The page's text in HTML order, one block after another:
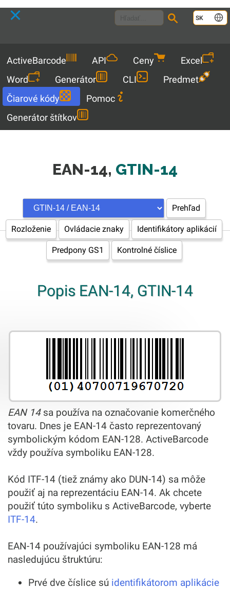
SK
ActiveBarcode API Ceny
Excel
Word
Generátor CLI
Predmet
Čiarové kódy
Pomoc
Generátor štítkov
EAN-14, GTIN-14
Prehľad
Rozloženie Ovládacie znaky Identifikátory aplikácií
Predpony GS1 Kontrolné číslice
Popis EAN-14, GTIN-14
EAN 14sa používa na označovanie komerčného
tovaru. Dnes je EAN-14 často reprezentovaný
symbolickým kódom EAN-128. ActiveBarcode
vždy používa symboliku EAN-128.
Kód ITF-14 (tiež známy ako DUN-14) sa môže
použiť aj na reprezentáciu EAN-14. Ak chcete
použiť túto symboliku s ActiveBarcode, vyberte
ITF-14.
EAN-14 používajúci symboliku EAN-128 má
nasledujúcu štruktúru:
Prvé dve číslice sú identifikátorom aplikácie